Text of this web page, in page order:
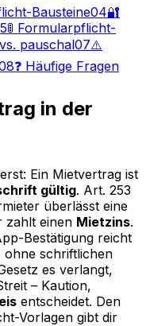
Bausteine04🔐
🚦 Formularpflicht-
pauschal07⚠️
❓ Häufige Fragen
in der
Ein Mietvertrag ist
gültig. Art. 253
überlässt eine
zahlt einen Mietzins.
Bestätigung reicht
ohne schriftlichen
es verlangt,
– Kaution,
entscheidet. Den
Vorlagen gibt dir